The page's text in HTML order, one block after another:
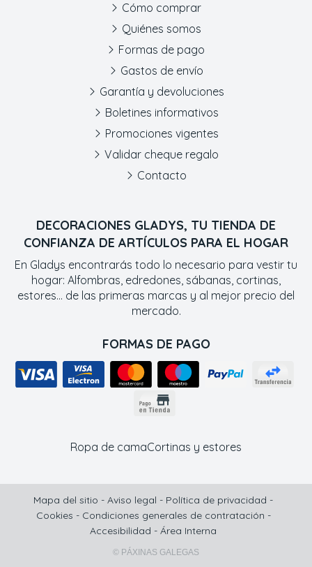
DECORACIONES GLADYS, TU TIENDA DE
CONFIANZA DE ARTÍCULOS PARA EL HOGAR
En Gladys encontrarás todo lo necesario para vestir tu
hogar: Alfombras, edredones, sábanas, cortinas,
estores... de las primeras marcas y al mejor precio del
mercado.
FORMAS DE PAGO
Cómo comprar
Quiénes somos
Formas de pago
Gastos de envío
Garantía y devoluciones
Boletines informativos
Promociones vigentes
Validar cheque regalo
Contacto
Ropa de camaCortinas y estores
Mapa del sitio - Aviso legal - Política de privacidad -
Cookies - Condiciones generales de contratación -
Accesibilidad - Área Interna
© PÁXINAS GALEGAS